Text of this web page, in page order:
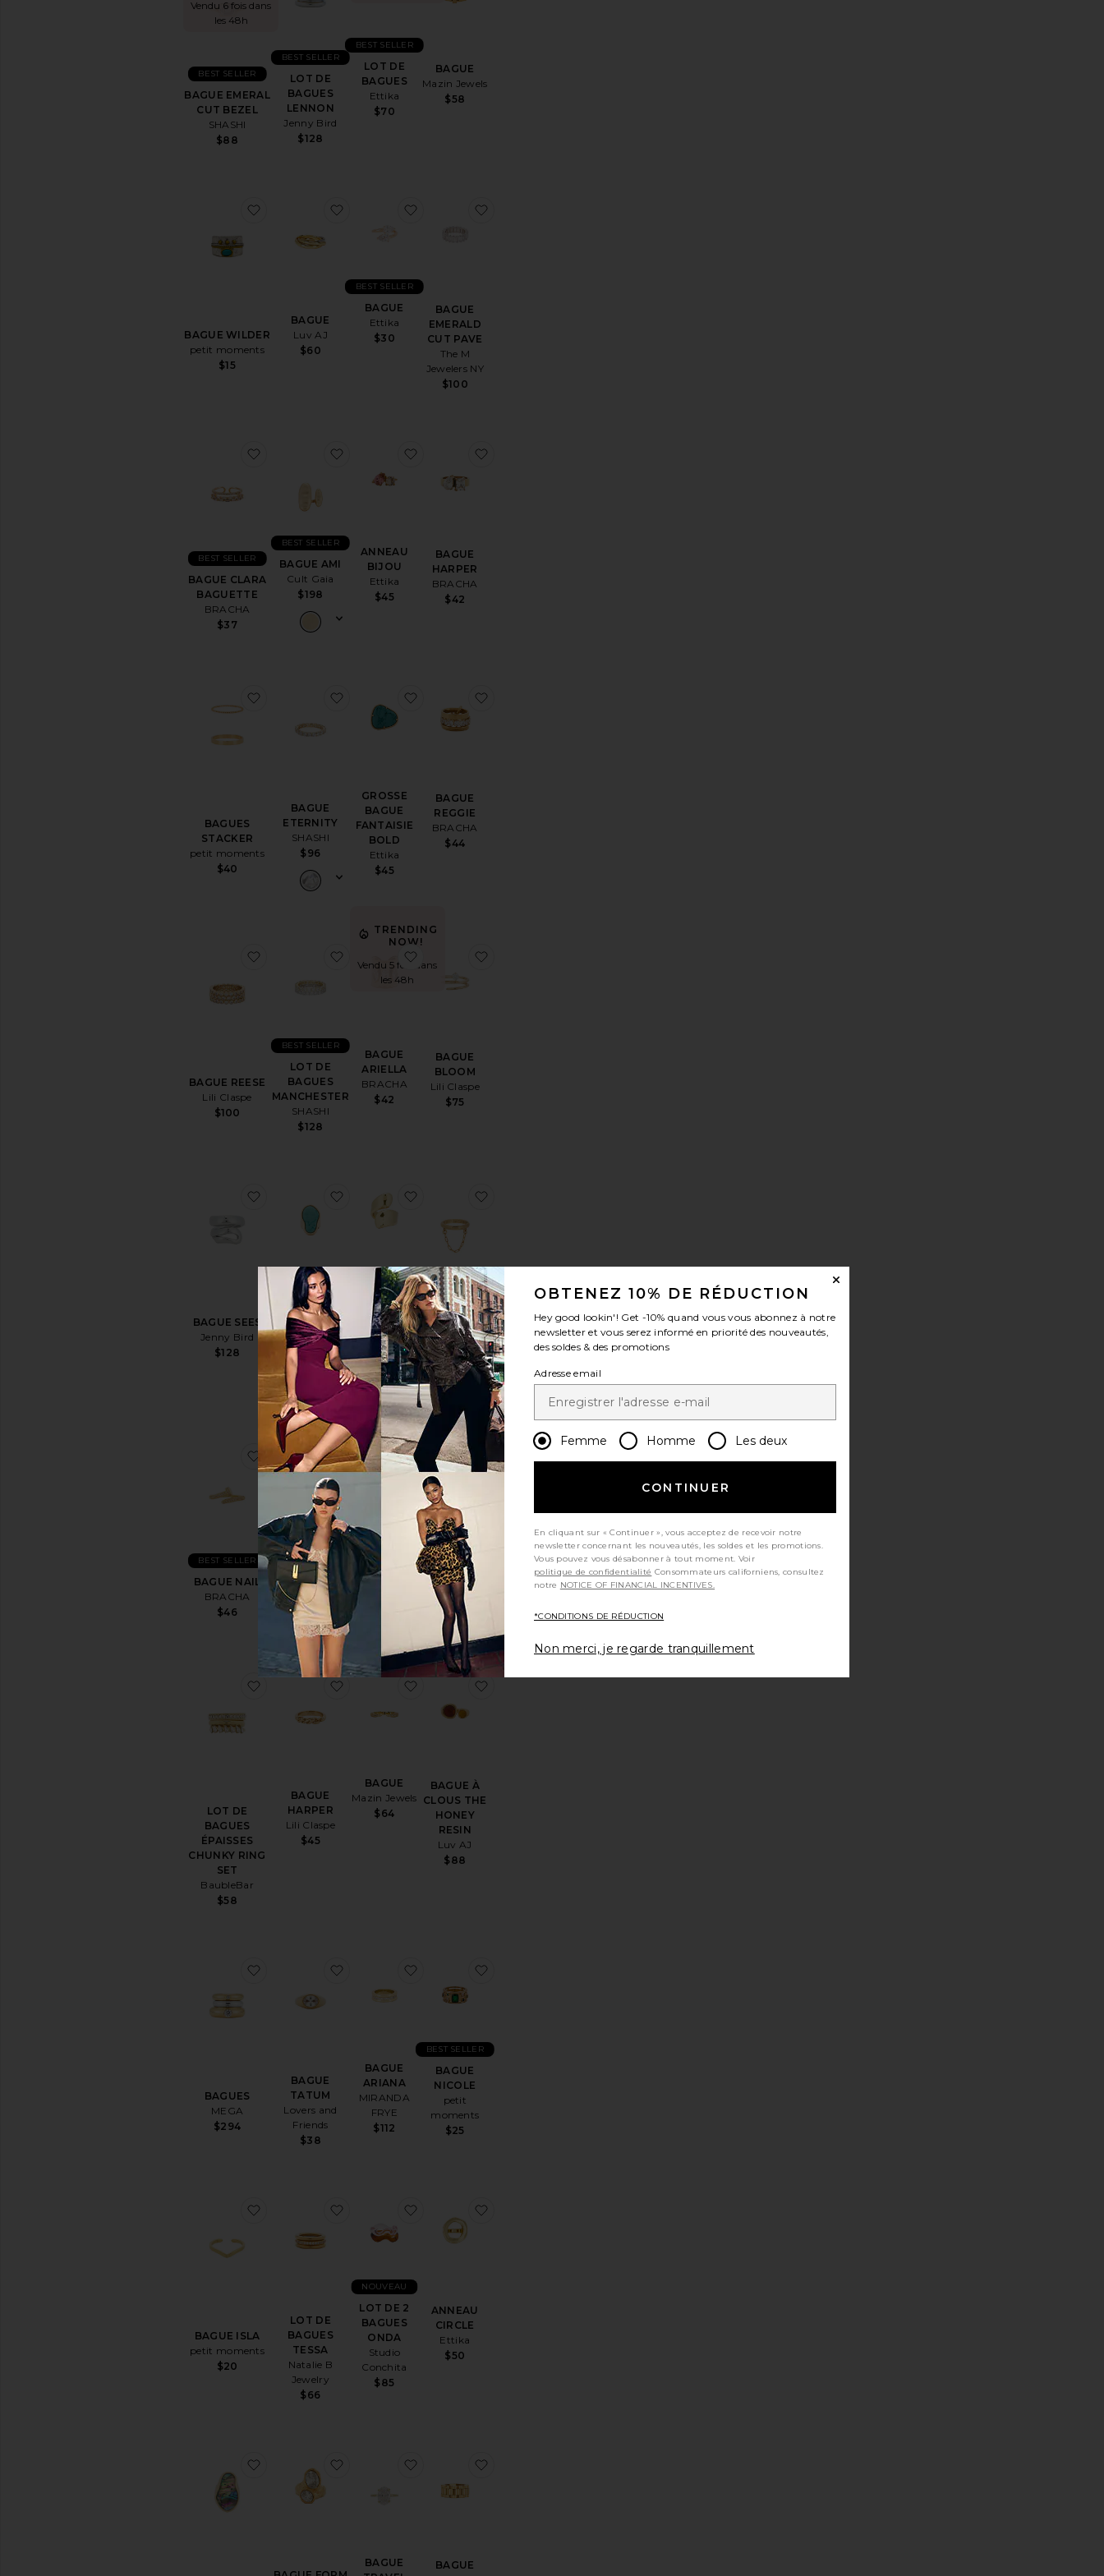
Vendu 6 fois dans
les 48h
BAGUE EMERAL
CUT BEZEL
SHASHI
$88
BEST SELLER
LOT DE
BAGUES
LENNON
Jenny Bird
$128
BEST SELLER
LOT DE
BAGUES
Ettika
$70
BEST SELLER
BAGUE
Mazin Jewels
$58
BAGUE WILDER
petit moments
$15
ajouter aux préférésBAGUE WILDER
BAGUE
Luv AJ
$60
ajouter aux préférésBAGUE
BAGUE
Ettika
$30
BEST SELLER
ajouter aux préférésBAGUE
BAGUE
EMERALD
CUT PAVE
The M
Jewelers NY
$100
BAGUE CLARA
BAGUETTE
BRACHA
$37
BEST SELLER
ajouter aux préférésBAGUE CLARA BAGUETTE
BAGUE AMI
Cult Gaia
$198
BEST SELLER
ajouter aux préférésBAGUE AMI
ANNEAU
BIJOU
Ettika
$45
ajouter aux préférésANNEAU BIJOU
BAGUE
HARPER
BRACHA
$42
BAGUES
STACKER
petit moments
$40
ajouter aux préférésBAGUES STACKER
BAGUE
ETERNITY
SHASHI
$96
ajouter aux préférésBAGUE ETERNITY
GROSSE
BAGUE
FANTAISIE
BOLD
Ettika
$45
ajouter aux préférésGROSSE BAGUE FANTAISIE BOLD
BAGUE
REGGIE
BRACHA
$44
BAGUE REESE
Lili Claspe
$100
ajouter aux préférésBAGUE REESE
LOT DE
BAGUES
MANCHESTER
SHASHI
$128
BEST SELLER
ajouter aux préférésLOT DE BAGUES MANCHESTER
TRENDING
NOW!
Vendu 5 fois dans
les 48h
BAGUE
ARIELLA
BRACHA
$42
ajouter aux préférésBAGUE ARIELLA
BAGUE
BLOOM
Lili Claspe
$75
BAGUE SEES
Jenny Bird
$128
ajouter aux préférésBAGUE SEES
GROSSE
BAGUE
FANTAISIE
HIDDEN GEM
Ettika
ajouter aux préférésGROSSE BAGUE FANTAISIE HIDDEN GEM
BAGUE
SOLENE
Jenny Bird
$128
ajouter aux préférésBAGUE SOLENE
GROSSE
BAGUE
FANTAISIE
TRINKET
petit
moments
$25
BAGUE NAIL
BRACHA
$46
BEST SELLER
ajouter aux préférésBAGUE NAIL
BAGUE
By Adina Eden
$98
ajouter aux préférésBAGUE
LOT DE 2
BAGUES
ajouter aux préférésLOT DE 2 BAGUES DOME
LOT DE
BAGUES
LUCITE
SHASHI
$128
ajouter aux préférésLOT DE BAGUES LUCITE
LOT DE
BAGUES
ÉPAISSES
CHUNKY RING
SET
BaubleBar
$58
ajouter aux préférésLOT DE BAGUES ÉPAISSES CHUNKY RING SET
BAGUE
HARPER
Lili Claspe
$45
ajouter aux préférésBAGUE HARPER
BAGUE
Mazin Jewels
$64
ajouter aux préférésBAGUE
BAGUE À
CLOUS THE
HONEY
RESIN
Luv AJ
$88
BAGUES
MEGA
$294
ajouter aux préférésBAGUES
BAGUE
TATUM
Lovers and
Friends
$38
ajouter aux préférésBAGUE TATUM
BAGUE
ARIANA
MIRANDA
FRYE
$112
ajouter aux préférésBAGUE ARIANA
BAGUE
NICOLE
petit
moments
$25
BEST SELLER
BAGUE ISLA
petit moments
$20
ajouter aux préférésBAGUE ISLA
LOT DE
BAGUES
TESSA
Natalie B
Jewelry
$66
ajouter aux préférésLOT DE BAGUES TESSA
LOT DE 2
BAGUES
ONDA
Studio
Conchita
$85
NOUVEAU
ajouter aux préférésLOT DE 2 BAGUES ONDA
ANNEAU
CIRCLE
Ettika
$50
ajouter aux préférésBAGUE ABALONE HIDDEN GEM
ajouter aux préférésBAGUE FORM
BAGUE
ajouter aux préférésBAGUE TRAVEL
BAGUE
OBTENEZ 10% DE RÉDUCTION
Hey good lookin'! Get -10% quand vous vous abonnez à notre
newsletter et vous serez informé en priorité des nouveautés,
des soldes & des promotions
Adresse email
Femme Homme Les deux
CONTINUER
En cliquant sur « Continuer », vous acceptez de recevoir notre
newsletter concernant les nouveautés, les soldes et les promotions.
Vous pouvez vous désabonner à tout moment. Voir
politique de confidentialité
notre NOTICE OF FINANCIAL INCENTIVES.
*CONDITIONS DE RÉDUCTION
Non merci, je regarde tranquillement